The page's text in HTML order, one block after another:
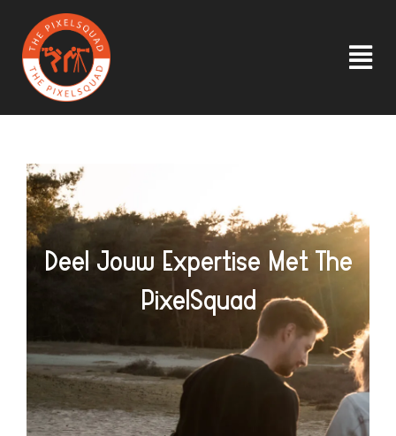
naar
inhoud
OVER ONS
INSPIRATIE
LID WORDEN
AGENDA
Deel Jouw Expertise Met The
PixelSquad